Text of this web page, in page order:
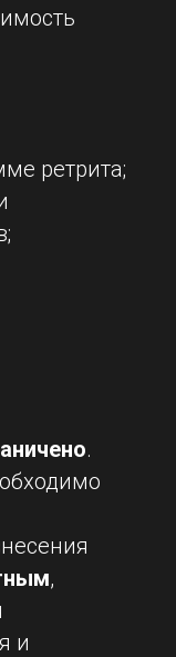
ретрита;
.
,
и